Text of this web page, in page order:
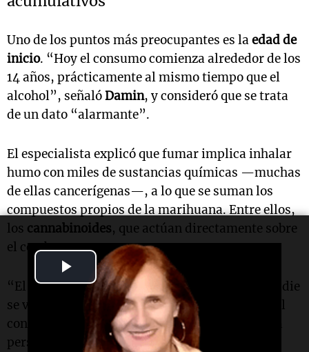
Play
Video
Uno de los puntos más preocupantes es laedad de
inicio. “Hoy el consumo comienza alrededor de los
14 años, prácticamente al mismo tiempo que el
alcohol”, señalóDamin, y consideró que se trata
de un dato “alarmante”.
El especialista explicó que fumar implica inhalar
humo con miles de sustancias químicas —muchas
de ellas cancerígenas—, a lo que se suman los
compuestos propios de la marihuana. Entre ellos,
los cannabinoides, que actúan directamente sobre
el cerebro.
“El daño no es inmediato ni siempre visible. Nadie
se va a morir por fumar ocasionalmente, pero el
consumo sostenido afecta la memoria, altera la
personalidad y puede derivar en un